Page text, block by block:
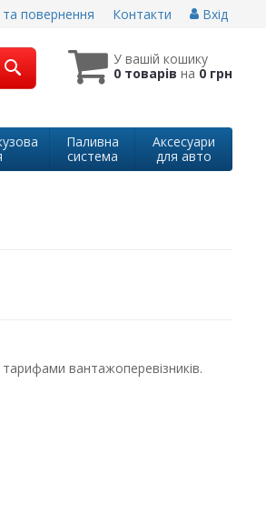
та повернення Контакти Вхід
У вашій кошику
0 товарів на 0 грн
Паливна
система
Аксесуари
для авто
вантажоперевізників.